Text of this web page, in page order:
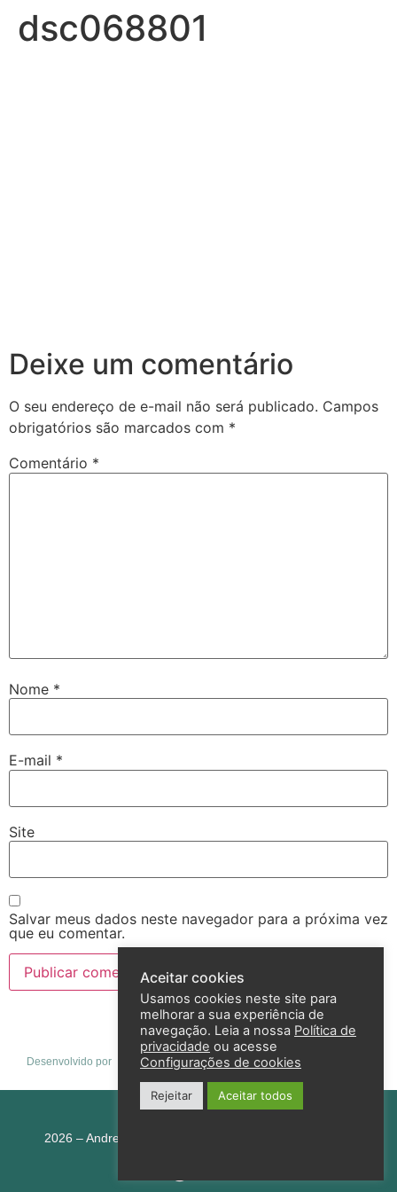
dsc068801
Deixe um comentário
O seu endereço de e-mail não será publicado. Campos
obrigatórios são marcados com *
Comentário *
Nome *
E-mail *
Site
Salvar meus dados neste navegador para a próxima vez
que eu comentar.
Desenvolvido por
Política de privacidade
2026 – Andreza Goulart – Todos os direitos reservados
Aceitar cookies
Usamos cookies neste site para
melhorar a sua experiência de
navegação. Leia a nossa Política de
privacidade ou acesse
Configurações de cookies
Rejeitar Aceitar todos